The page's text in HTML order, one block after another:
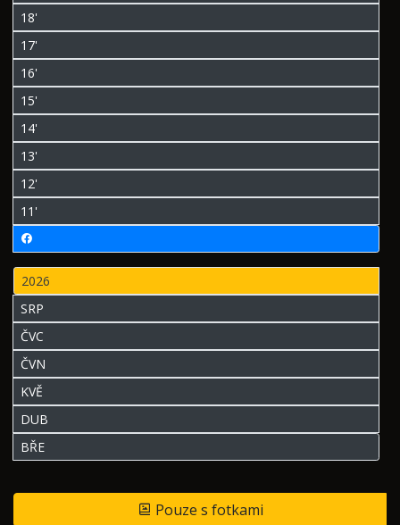
18'
17'
16'
15'
14'
13'
12'
11'
2026
SRP
ČVC
ČVN
KVĚ
DUB
BŘE
Pouze s fotkami